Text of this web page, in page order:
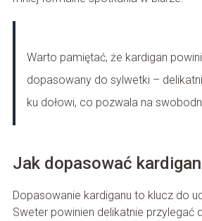
Warto pamiętać, że kardigan
dopasowany do sylwetki –
ku dołowi, co pozwala na
Jak dopasować
Dopasowanie kardiganu to klucz do
Sweter powinien delikatnie przylegać